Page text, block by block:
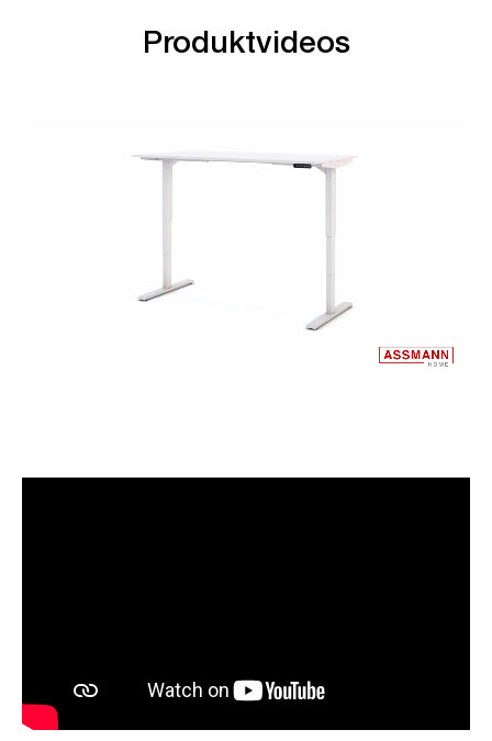
Produktvideos